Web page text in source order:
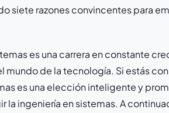
siete razones convincentes para
es una carrera en constante
mundo de la tecnología. Si estás
es una elección inteligente y
la ingeniería en sistemas. A